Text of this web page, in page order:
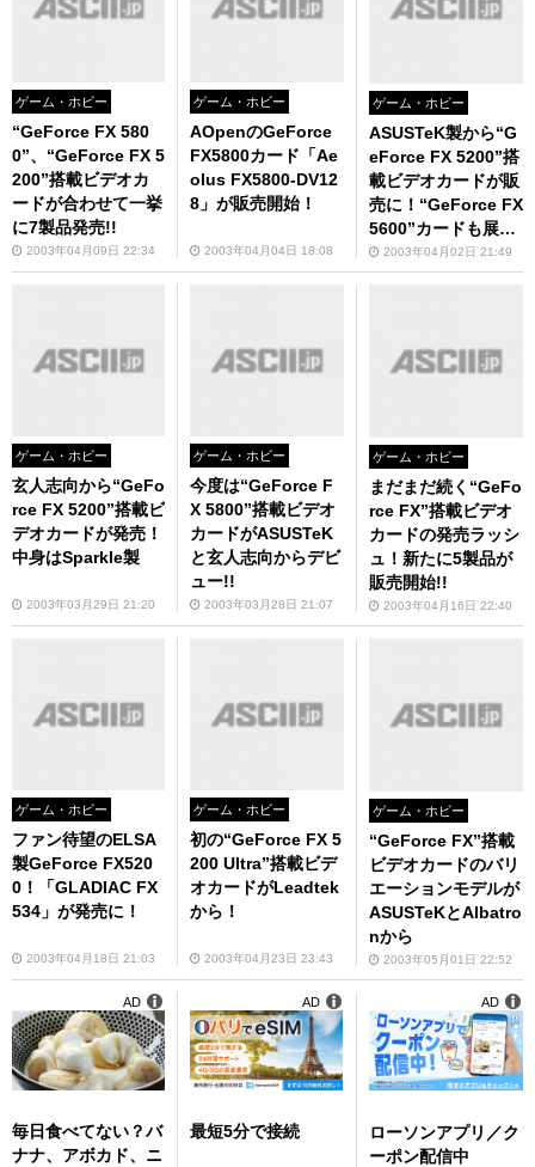
ゲーム・ホビー
“GeForce FX 580
0”、“GeForce FX 5
200”搭載ビデオカ
ードが合わせて一挙
に7製品発売!!
2003年04月09日 22:34
ゲーム・ホビー
AOpenのGeForce
FX5800カード「Ae
olus FX5800-DV12
8」が販売開始！
2003年04月04日 18:08
ゲーム・ホビー
ASUSTeK製から“G
eForce FX 5200”搭
載ビデオカードが販
売に！“GeForce FX
5600”カードも展示
開始!!
2003年04月02日 21:49
ゲーム・ホビー
玄人志向から“GeFo
rce FX 5200”搭載ビ
デオカードが発売！
中身はSparkle製
2003年03月29日 21:20
ゲーム・ホビー
今度は“GeForce F
X 5800”搭載ビデオ
カードがASUSTeK
と玄人志向からデビ
ュー!!
2003年03月28日 21:07
ゲーム・ホビー
まだまだ続く“GeFo
rce FX”搭載ビデオ
カードの発売ラッシ
ュ！新たに5製品が
販売開始!!
2003年04月16日 22:40
ゲーム・ホビー
ファン待望のELSA
製GeForce FX520
0！「GLADIAC FX
534」が発売に！
2003年04月18日 21:03
ゲーム・ホビー
初の“GeForce FX 5
200 Ultra”搭載ビデ
オカードがLeadtek
から！
2003年04月23日 23:43
ゲーム・ホビー
“GeForce FX”搭載
ビデオカードのバリ
エーションモデルが
ASUSTeKとAlbatro
nから
2003年05月01日 22:52
毎日食べてない？バ
ナナ、アボカド、ニ
AD
最短5分で接続
AD
ローソンアプリ／ク
ーポン配信中
AD